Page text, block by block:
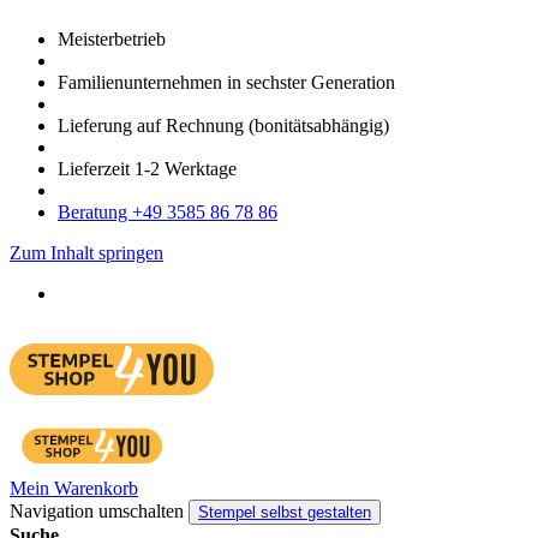
Meister­betrieb
Familien­unter­nehmen in sechster Gene­ration
Lieferung auf Rech­nung (bonitätsabhängig)
Liefer­zeit 1-2 Werk­tage
Bera­tung +49 3585 86 78 86
Zum Inhalt springen
Mein Warenkorb
Navigation umschalten
Stempel selbst gestalten